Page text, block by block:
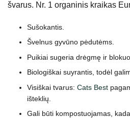
švarus. Nr. 1 organinis kraikas
Sušokantis.
Švelnus gyvūno pėdutėms.
Puikiai sugeria drėgmę ir
Biologiškai suyrantis, todėl
Visiškai tvarus: Cats Best
išteklių.
Gali būti kompostuojamas,